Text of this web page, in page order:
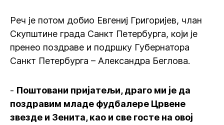
Реч је потом добио Евгениј Григоријев, члан
Скупштине града Санкт Петербурга, који је
пренео поздраве и подршку Губернатора
Санкт Петербурга – Александра Беглова.
- Поштовани пријатељи, драго ми је да
поздравим младе фудбалере Црвене
звезде и Зенита, као и све госте на овој